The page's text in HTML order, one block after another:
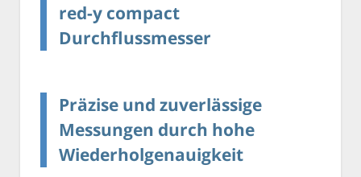
red-y compact
Durchflussmesser
Präzise und zuverlässige
Messungen durch hohe
Wiederholgenauigkeit